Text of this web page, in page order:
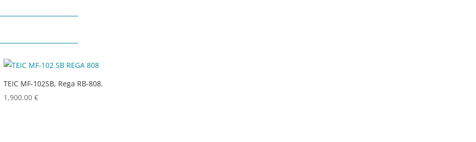
TEIC MF-102SB, Rega RB-808.
1,900.00 €